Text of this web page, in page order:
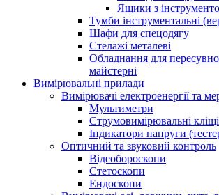
Ящики з
Тумби інструментальні
Шафи для спецодягу
Стелажі металеві
Обладнання для
майстерні
Вимірювальні прилади
Вимірювачі електроенергії та
Мультиметри
Струмовимірювальні кліщі
Індикатори напруги
Оптичний та звуковий контроль
Відеобороскопи
Стетоскопи
Ендоскопи